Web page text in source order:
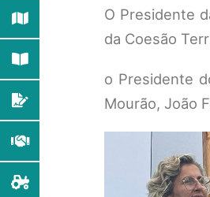
O Presidente
da Coesão
o Presidente
Mourão, João